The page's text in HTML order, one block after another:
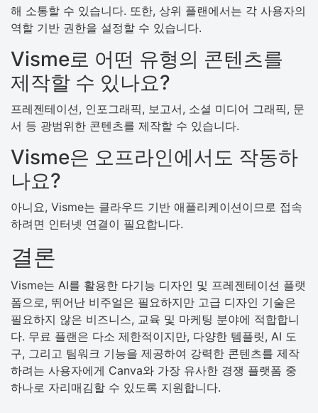
해 소통할 수 있습니다. 또한, 상위 플랜에서는 각 사용자의
역할 기반 권한을 설정할 수 있습니다.
Visme로 어떤 유형의 콘텐츠를
제작할 수 있나요?
프레젠테이션, 인포그래픽, 보고서, 소셜 미디어 그래픽, 문
서 등 광범위한 콘텐츠를 제작할 수 있습니다.
Visme은 오프라인에서도 작동하
나요?
아니요, Visme는 클라우드 기반 애플리케이션이므로 접속
하려면 인터넷 연결이 필요합니다.
결론
Visme는 AI를 활용한 다기능 디자인 및 프레젠테이션 플랫
폼으로, 뛰어난 비주얼은 필요하지만 고급 디자인 기술은
필요하지 않은 비즈니스, 교육 및 마케팅 분야에 적합합니
다. 무료 플랜은 다소 제한적이지만, 다양한 템플릿, AI 도
구, 그리고 팀워크 기능을 제공하여 강력한 콘텐츠를 제작
하려는 사용자에게 Canva와 가장 유사한 경쟁 플랫폼 중
하나로 자리매김할 수 있도록 지원합니다.